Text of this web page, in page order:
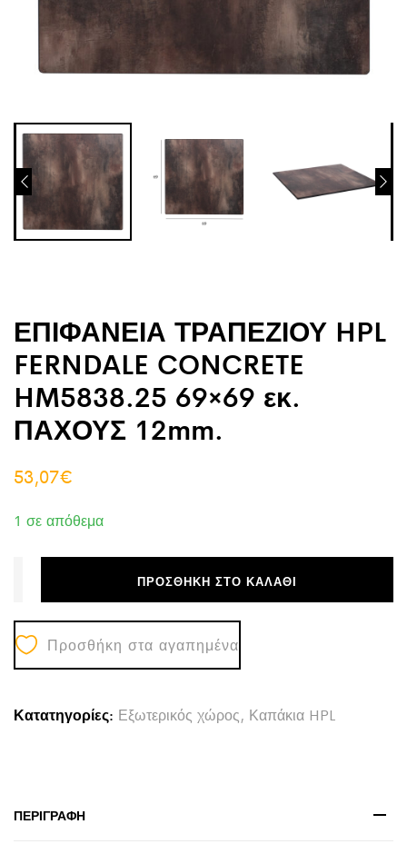
ΕΠΙΦΑΝΕΙΑ ΤΡΑΠΕΖΙΟΥ HPL
FERNDALE CONCRETE
HM5838.25 69×69 εκ.
ΠΑΧΟΥΣ 12mm.
53,07€
1 σε απόθεμα
ΠΡΟΣΘΉΚΗ ΣΤΟ ΚΑΛΆΘΙ
Προσθήκη στα αγαπημένα
Κατατηγορίες: Εξωτερικός χώρος, Καπάκια HPL
ΠΕΡΙΓΡΑΦΉ